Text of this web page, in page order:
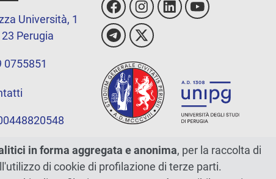
Università, 1
Perugia
0755851
in forma aggregata e anonima, per la raccolta di
di cookie di profilazione di terze parti.